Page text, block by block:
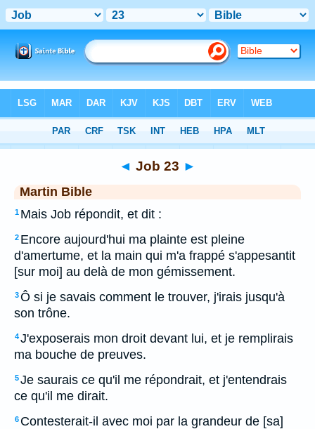
◄ Job 23 ►
Martin Bible
1 Mais Job répondit, et dit :
2 Encore aujourd'hui ma plainte est pleine
d'amertume, et la main qui m'a frappé s'appesantit
[sur moi] au delà de mon gémissement.
3Ô si je savais comment le trouver, j'irais jusqu'à
son trône.
4J'exposerais mon droit devant lui, et je remplirais
ma bouche de preuves.
5Je saurais ce qu'il me répondrait, et j'entendrais
ce qu'il me dirait.
6 Contesterait-il avec moi par la grandeur de [sa]